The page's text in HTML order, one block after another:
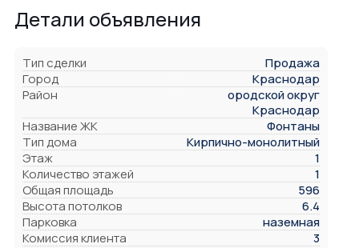
Детали объявления
Тип сделки
Продажа
Город
Краснодар
Район
ородской округ
Краснодар
Название ЖК
Фонтаны
Тип дома
Кирпично-монолитный
Этаж
1
Количество этажей
1
Общая площадь
596
Высота потолков
6.4
Парковка
наземная
Комиссия клиента
3